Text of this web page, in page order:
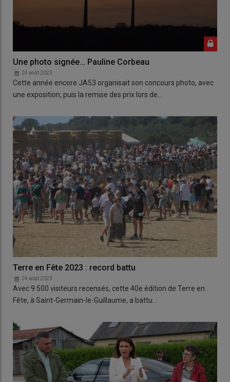
Une photo signée… Pauline Corbeau
24 août 2023
Cette année encore JA53 organisait son concours photo, avec
une exposition, puis la remise des prix lors de…
Terre en Fête 2023 : record battu
24 août 2023
Avec 9 500 visiteurs recensés, cette 40e édition de Terre en
Fête, à Saint-Germain-le-Guillaume, a battu…